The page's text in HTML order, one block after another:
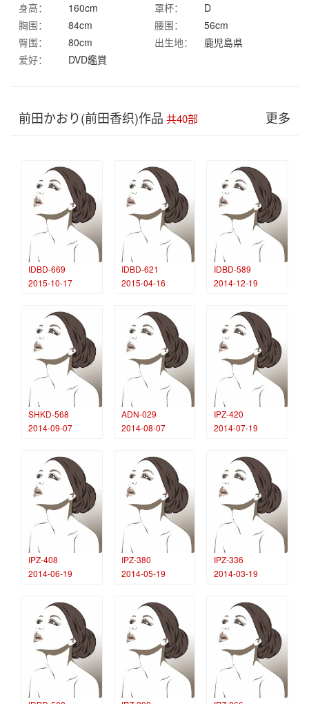
身高：
160cm 罩杯：
D
胸围：
84cm 腰围：
56cm
臀围：
80cm 出生地：
鹿児島県
爱好：
DVD鑑賞
更多
前田かおり(前田香织)作品 共40部
IDBD-669
2015-10-17
IDBD-621
2015-04-16
IDBD-589
2014-12-19
SHKD-568
2014-09-07
ADN-029
2014-08-07
IPZ-420
2014-07-19
IPZ-408
2014-06-19
IPZ-380
2014-05-19
IPZ-336
2014-03-19